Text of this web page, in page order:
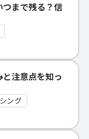
まで残る？信
注意点を知っ
ング